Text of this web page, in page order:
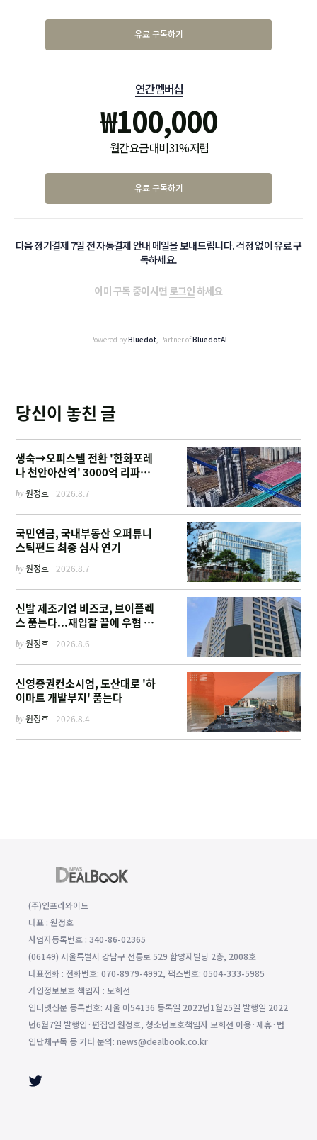
유료 구독하기
연간 멤버십
₩100,000
월간 요금 대비 31% 저렴
유료 구독하기
다음 정기결제 7일 전 자동결제 안내 메일을 보내드립니다. 걱정 없이 유료 구
독하세요.
이미 구독 중이시면 로그인하세요
Powered byBluedot , Partner ofBluedotAI
당신이 놓친 글
생숙→오피스텔 전환 '한화포레
나 천안아산역' 3000억 리파이
낸싱
by원정호 2026.8.7
국민연금, 국내부동산 오퍼튜니
스틱펀드 최종 심사 연기
by원정호 2026.8.7
신발 제조기업 비즈코, 브이플렉
스 품는다...재입찰 끝에 우협 선
정
by원정호 2026.8.6
신영증권컨소시엄, 도산대로 '하
이마트 개발부지' 품는다
by원정호 2026.8.4
(주)인프라와이드
대표 : 원정호
사업자등록번호 : 340-86-02365
(06149) 서울특별시 강남구 선릉로 529 함양재빌딩 2층, 2008호
대표전화 : 전화번호: 070-8979-4992, 팩스번호: 0504-333-5985
개인정보보호 책임자 : 모희선
인터넷신문 등록번호: 서울 아54136 등록일 2022년1월25일 발행일 2022
년6월7일 발행인·편집인 원정호, 청소년보호책임자 모희선 이용·제휴·법
인단체구독 등 기타 문의: news@dealbook.co.kr